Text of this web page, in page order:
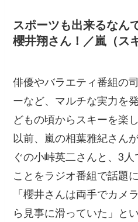
スポーツも出来るなん
櫻井翔さん！／嵐（ス
俳優やバラエティ番組の
ーなど、マルチな実力を
どもの頃からスキーを楽
以前、嵐の相葉雅紀さん
ぐの小峠英二さんと、3人
ことをラジオ番組で話題
「櫻井さんは両手でカメ
ら見事に滑っていた」と